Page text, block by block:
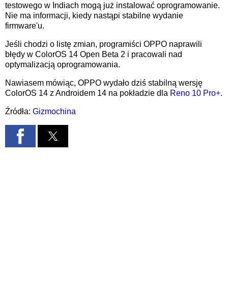
testowego w Indiach mogą już instalować oprogramowanie.
Nie ma informacji, kiedy nastąpi stabilne wydanie
firmware'u.
Jeśli chodzi o listę zmian, programiści OPPO naprawili
błędy w ColorOS 14 Open Beta 2 i pracowali nad
optymalizacją oprogramowania.
Nawiasem mówiąc, OPPO wydało dziś stabilną wersję
ColorOS 14 z Androidem 14 na pokładzie dla Reno 10 Pro+.
Źródła: Gizmochina